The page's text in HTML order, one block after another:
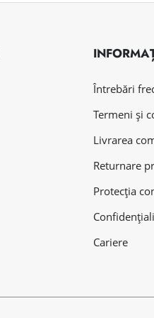
Întrebări
Termeni și
Livrarea
Returnare
Protecția
Cariere